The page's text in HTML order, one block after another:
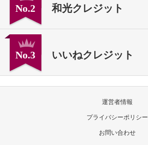
No.2 和光クレジット
No.3 いいねクレジット
運営者情報
プライバシーポリシー
お問い合わせ